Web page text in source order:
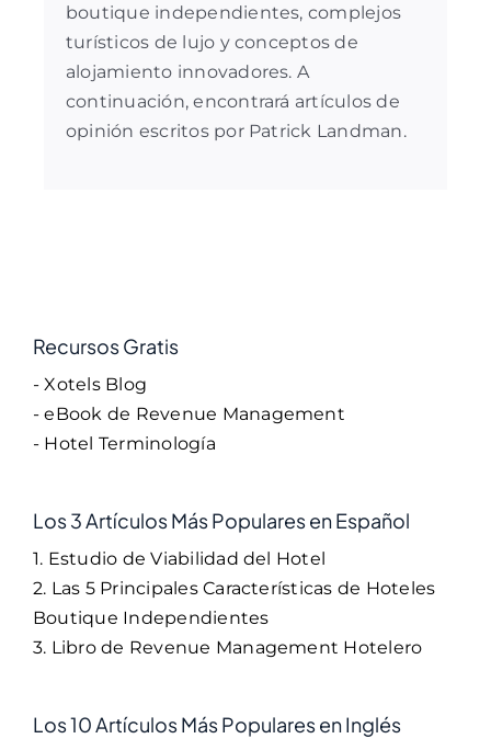
boutique independientes, complejos
turísticos de lujo y conceptos de
alojamiento innovadores. A
continuación, encontrará artículos de
opinión escritos por Patrick Landman.
Recursos Gratis
- Xotels Blog
- eBook de Revenue Management
- Hotel Terminología
Los 3 Artículos Más Populares en Español
1. Estudio de Viabilidad del Hotel
2. Las 5 Principales Características de Hoteles
Boutique Independientes
3. Libro de Revenue Management Hotelero
Los 10 Artículos Más Populares en Inglés